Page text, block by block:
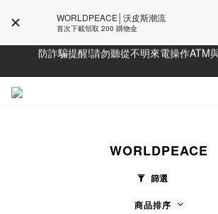
WORLDPEACE│沃皮斯潮流
首次下載領取 200 購物金
Line好友募集中!加入獲得最新
Line好友募集中!加入獲得最新
防詐騙提醒!請勿聽從不明來電操作ATM
Line好友募集中!加入獲得最新
WORLDPEACE
篩選
商品排序